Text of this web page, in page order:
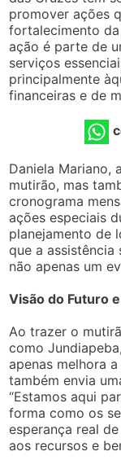
promover ações
fortalecimento
ação é parte de
serviços
principalmente
financeiras e de
Daniela Mariano,
mutirão, mas
cronograma
ações especiais
planejamento de
que a assistência
não apenas um
Visão do Futuro
Ao trazer o
como
apenas melhora
também envia
“Estamos aqui
forma como os
esperança real
aos recursos e